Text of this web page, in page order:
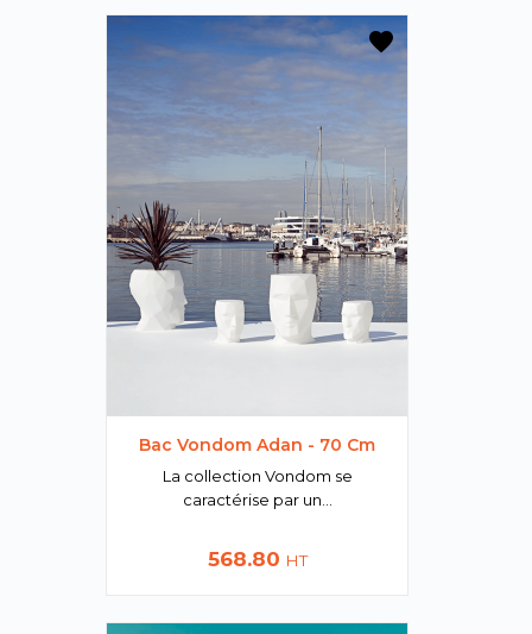
Bac Vondom Adan - 70 Cm
La collection Vondom se
caractérise par un...
Prix
568.80 HT
favorite